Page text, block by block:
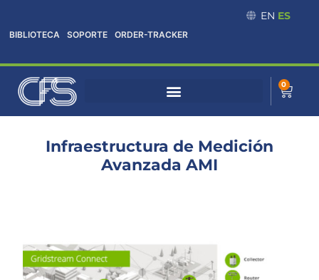
al
contenido
BIBLIOTECA SOPORTE ORDER-TRACKER
EN ES
0
Cart
Infraestructura de Medición
Avanzada AMI